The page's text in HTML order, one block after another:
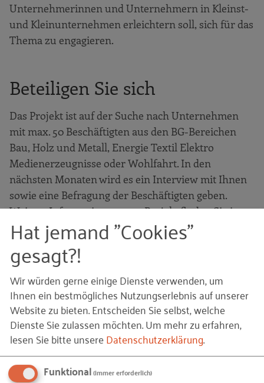
Unternehmerinnen und Unternehmern in Kleinst-
und Kleinunternehmen erleichtern soll, sich für das
Thema zu engagieren.
Beteiligen Sie sich
Das Projekt ist auf der Suche nach Unternehmen
mit max. 50 Beschäftigten aus den BG-Bereichen
Bau, Holz und Metall, Energie Textil Elektro
Medienerzeugnisse oder Wohlfahrt. In den
nächsten Monaten wird es ein Interview mit Ihnen
sowie eine Befragung der Beschäftigten geben.
Weitere Informationen zum Projekt finden Sie im
Flyer.
Ihr Nutzen
Sie erhalten
eine professionelle und kostenloste
Gefährdungsbeurteilung psychischer
Belastungen
Hat jemand "Cookies"
gesagt?!
Wir würden gerne einige Dienste verwenden, um
Ihnen ein bestmögliches Nutzungserlebnis auf unserer
Website zu bieten. Entscheiden Sie selbst, welche
Dienste Sie zulassen möchten.Um mehr zu erfahren,
lesen Sie bitte unsereDatenschutzerklärung.
Funktional(immer erforderlich)